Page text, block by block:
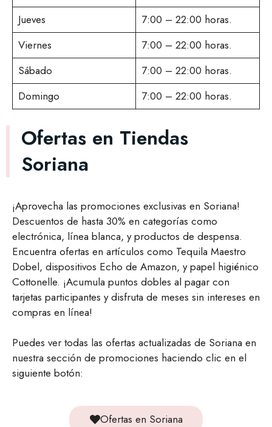
Jueves
7:00 – 22:00 horas.
Viernes
7:00 – 22:00 horas.
Sábado
7:00 – 22:00 horas.
Domingo
7:00 – 22:00 horas.
Ofertas en Tiendas
Soriana
¡Aprovecha las promociones exclusivas en Soriana!
Descuentos de hasta 30% en categorías como
electrónica, línea blanca, y productos de despensa.
Encuentra ofertas en artículos como Tequila Maestro
Dobel, dispositivos Echo de Amazon, y papel higiénico
Cottonelle. ¡Acumula puntos dobles al pagar con
tarjetas participantes y disfruta de meses sin intereses en
compras en línea!
Puedes ver todas las ofertas actualizadas de Soriana en
nuestra sección de promociones haciendo clic en el
siguiente botón:
Ofertas en Soriana